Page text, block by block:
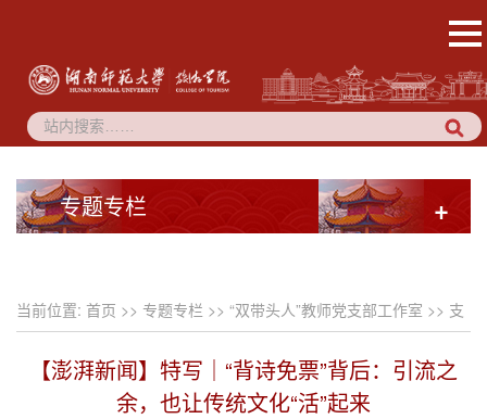
专题专栏 +
当前位置: 首页 >> 专题专栏 >> “双带头人”教师党支部工作室 >> 支
【澎湃新闻】特写｜“背诗免票”背后：引流之
余，也让传统文化“活”起来